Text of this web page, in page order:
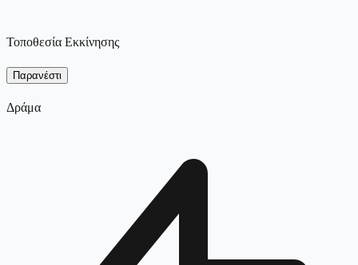
Τοποθεσία Εκκίνησης
Παρανέστι
Δράμα